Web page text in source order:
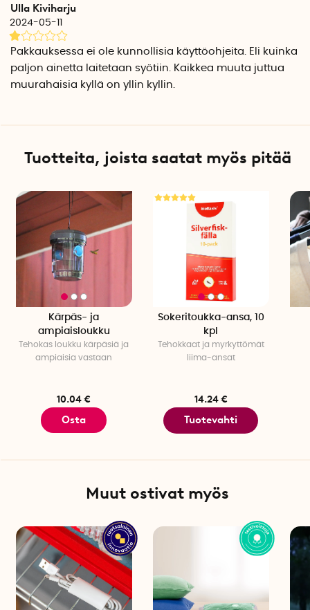
Ulla Kiviharju
2024-05-11
Pakkauksessa ei ole kunnollisia käyttöohjeita. Eli kuinka
paljon ainetta laitetaan syötiin. Kaikkea muuta juttua
muurahaisia kyllä on yllin kyllin.
Tuotteita, joista saatat myös pitää
Kärpäs- ja
ampiaisloukku
Tehokas loukku kärpäsiä ja
ampiaisia vastaan
10.04 €
Osta
Sokeritoukka-ansa, 10
kpl
Tehokkaat ja myrkyttömät
liima-ansat
14.24 €
Tuotevahti
Muut ostivat myös